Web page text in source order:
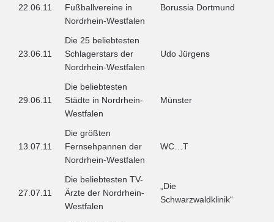
22.06.11
Fußballvereine in
Nordrhein-Westfalen
Borussia Dortmund
23.06.11
Die 25 beliebtesten
Schlagerstars der
Nordrhein-Westfalen
Udo Jürgens
29.06.11
Die beliebtesten
Städte in Nordrhein-
Westfalen
Münster
13.07.11
Die größten
Fernsehpannen der
Nordrhein-Westfalen
WC…T
27.07.11
Die beliebtesten TV-
Ärzte der Nordrhein-
Westfalen
„Die
Schwarzwaldklinik“